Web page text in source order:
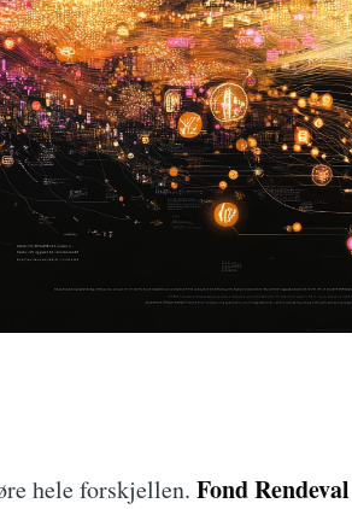
hele forskjellen. Fond Rendeval